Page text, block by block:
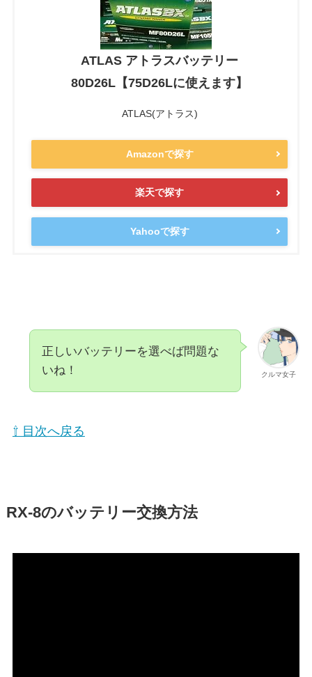
ATLAS アトラスバッテリー
80D26L【75D26Lに使えます】
ATLAS(アトラス)
Amazonで探す
楽天で探す
Yahooで探す
クルマ女子
正しいバッテリーを選べば問題な
いね！
⇧ 目次へ戻る
RX-8のバッテリー交換方法